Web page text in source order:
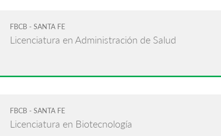
FBCB - SANTA FE
Licenciatura en Administración de Salud
FBCB - SANTA FE
Licenciatura en Biotecnología